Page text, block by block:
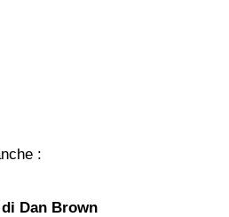
:
Dan Brown